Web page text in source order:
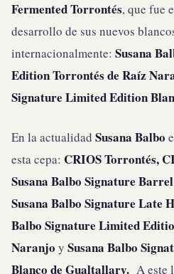
Fermented Torrontés, que fue
desarrollo de sus nuevos
internacionalmente: Susana
Edition Torrontés de Raíz
Signature Limited Edition
En la actualidad Susana Balbo
esta cepa: CRIOS Torrontés,
Susana Balbo Signature
Susana Balbo Signature Late
Balbo Signature Limited
Naranjo y Susana Balbo
Blanco de Gualtallary. A este